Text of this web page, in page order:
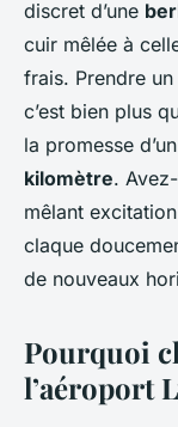
discret d’une
cuir mêlée à
frais. Prendre un
c’est bien plus
la promesse d’un
kilomètre.
mêlant
claque
de nouveaux
Pourquoi
l’aéroport